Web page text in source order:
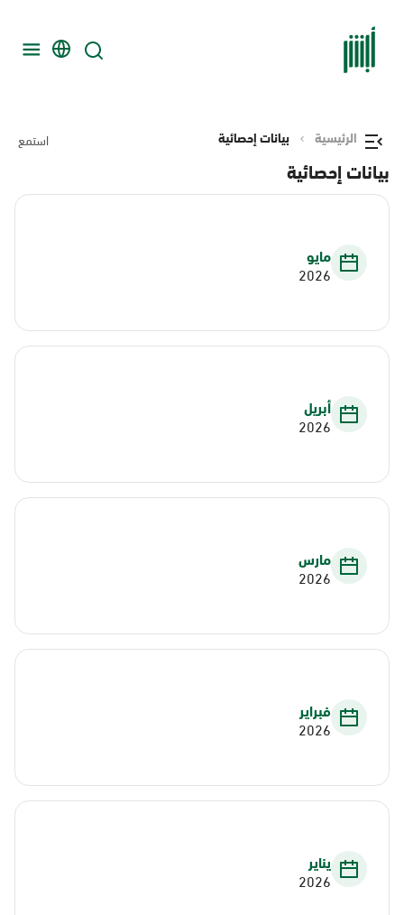
الرئيسية بيانات إحصائية استمع
بيانات إحصائية
مايو
2026
أبريل
2026
مارس
2026
فبراير
2026
يناير
2026